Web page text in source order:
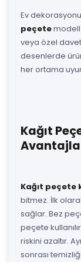
Ev
peçete
veya özel
desenlerde
her ortama
Kağıt
Kağıt peçete
bitmez. İlk
sağlar. Bez
peçete
riskini azaltır.
sonrası